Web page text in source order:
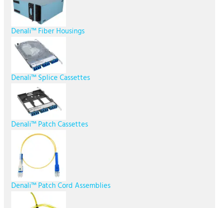
Denali™ Fiber Housings
Denali™ Splice Cassettes
Denali™ Patch Cassettes
Denali™ Patch Cord Assemblies